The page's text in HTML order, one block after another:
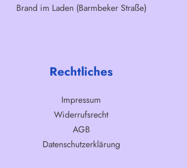
Brand im Laden (Barmbeker Straße)
Rechtliches
Impressum
Widerrufsrecht
AGB
Datenschutzerklärung